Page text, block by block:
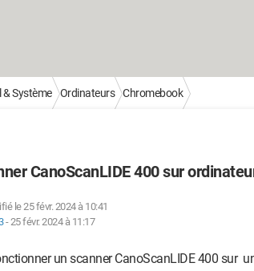
& Système Ordinateurs Chromebook
CanoScanLIDE 400 sur
le 25 févr. 2024 à 10:41
-25 févr. 2024 à 11:17
un scanner CanoScanLIDE 400 sur